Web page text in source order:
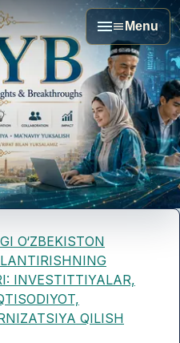
Menu
O‘ZBEKISTON
INVESTITTIYALAR,
QILISH